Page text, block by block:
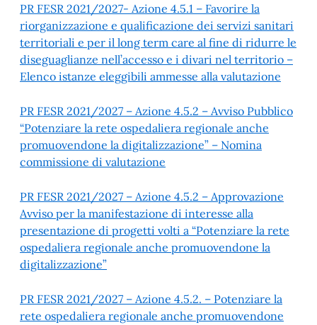
PR FESR 2021/2027- Azione 4.5.1 – Favorire la
riorganizzazione e qualificazione dei servizi sanitari
territoriali e per il long term care al fine di ridurre le
diseguaglianze nell’accesso e i divari nel territorio –
Elenco istanze eleggibili ammesse alla valutazione
PR FESR 2021/2027 – Azione 4.5.2 – Avviso Pubblico
“Potenziare la rete ospedaliera regionale anche
promuovendone la digitalizzazione” – Nomina
commissione di valutazione
PR FESR 2021/2027 – Azione 4.5.2 – Approvazione
Avviso per la manifestazione di interesse alla
presentazione di progetti volti a “Potenziare la rete
ospedaliera regionale anche promuovendone la
digitalizzazione”
PR FESR 2021/2027 – Azione 4.5.2. – Potenziare la
rete ospedaliera regionale anche promuovendone